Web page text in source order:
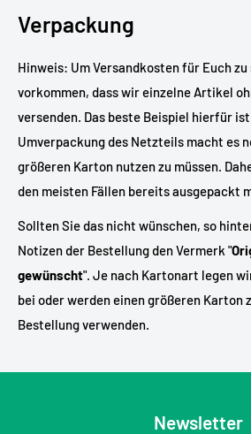
Verpackung
Hinweis: Um Versandkosten für Euch zu
vorkommen, dass wir einzelne Artikel
versenden. Das beste Beispiel hierfür
Umverpackung des Netzteils macht es
größeren Karton nutzen zu müssen.
den meisten Fällen bereits ausgepackt
Sollten Sie das nicht wünschen, so
Notizen der Bestellung den Vermerk "
gewünscht". Je nach Kartonart legen
bei oder werden einen größeren Karton
Bestellung verwenden.
Newsletter